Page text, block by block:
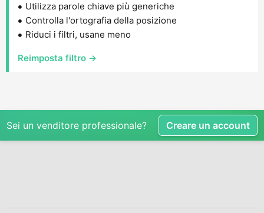
Utilizza parole chiave più generiche
Controlla l'ortografia della posizione
Riduci i filtri, usane meno
Reimposta filtro →
Sei un venditore professionale? Creare un account